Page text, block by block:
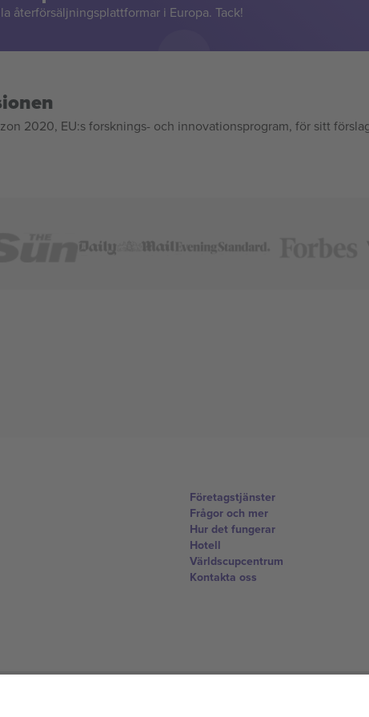
återförsäljningsplattformar i Europa. Tack!
2020, EU:s forsknings- och innovationsprogram, för sitt
Företagstjänster
Frågor och mer
Hur det fungerar
Hotell
Världscupcentrum
Kontakta oss